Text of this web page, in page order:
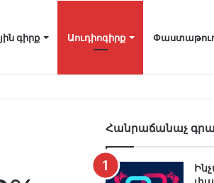
գիրք Աուդիոգիրք
Հանրաճանաչ